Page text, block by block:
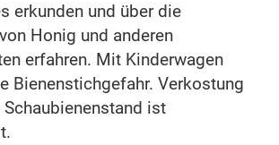
erkunden und über die
Honig und anderen
erfahren. Mit Kinderwagen
Bienenstichgefahr. Verkostung
ist